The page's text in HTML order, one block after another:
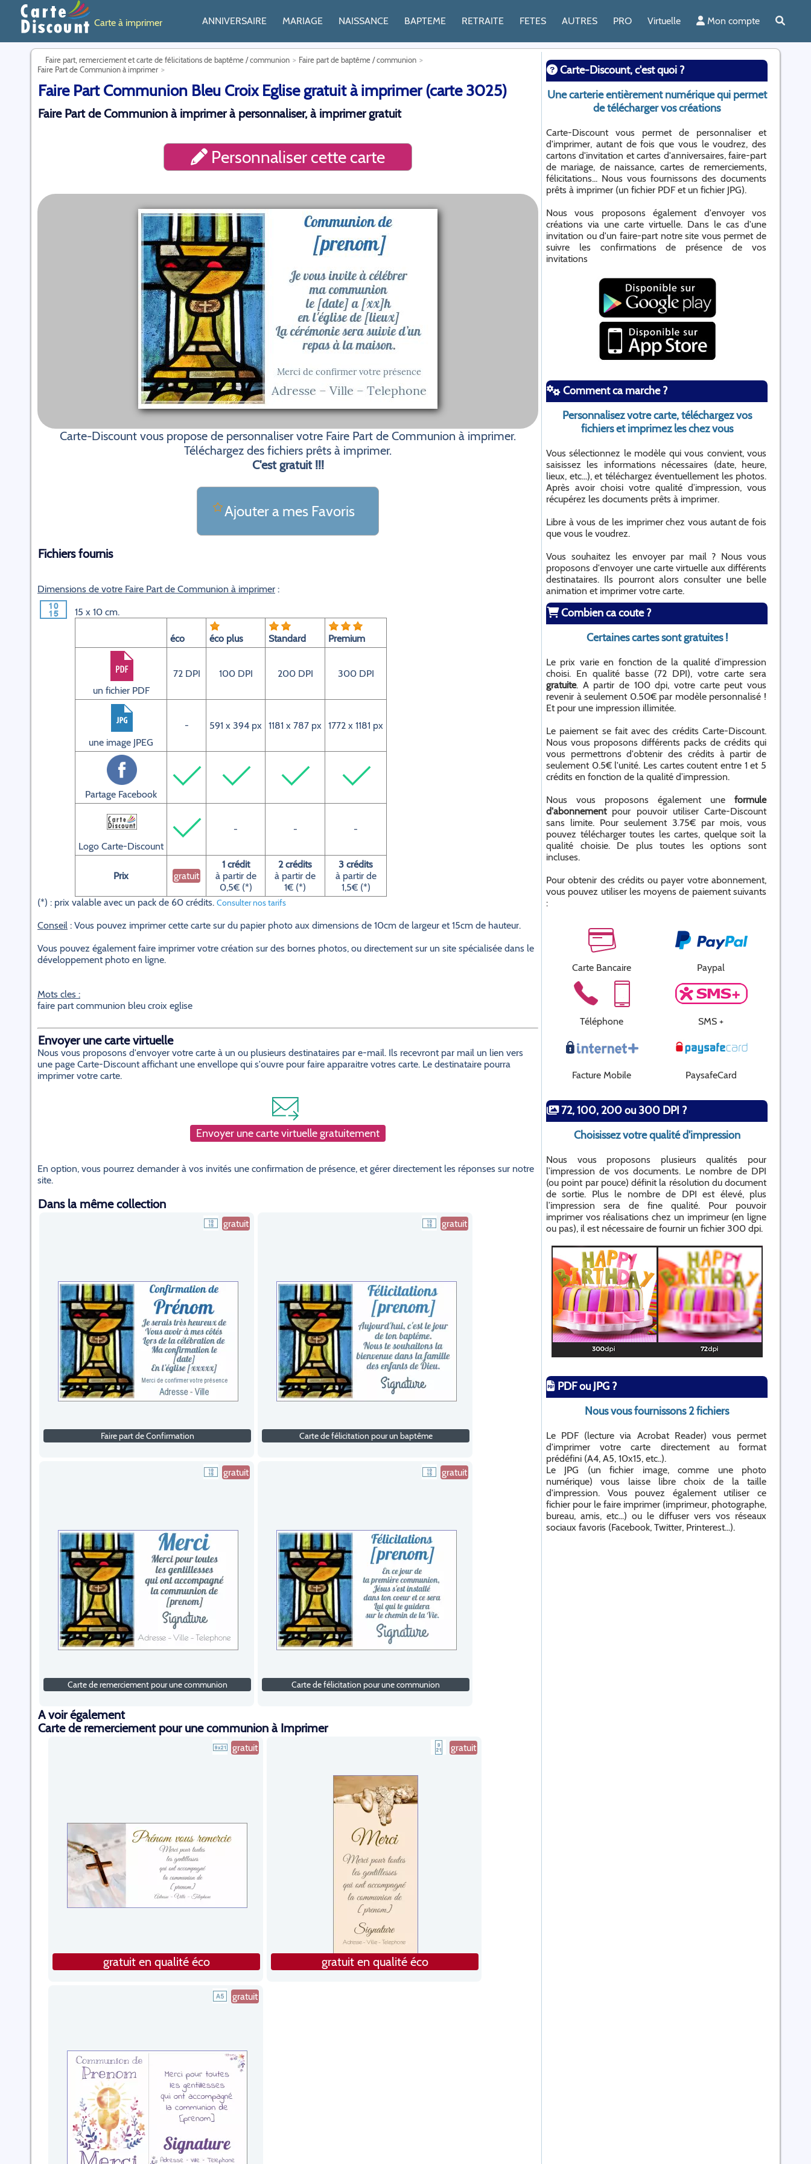
Carte à imprimer ANNIVERSAIRE MARIAGE NAISSANCE BAPTEME RETRAITE FETES AUTRES PRO Virtuelle Mon compte
Faire part, remerciement et carte de félicitations de baptême / communion
Faire part de baptême / communion
Faire Part de Communion à imprimer
Faire Part Communion Bleu Croix Eglise gratuit à imprimer (carte 3025)
Faire Part de Communion à imprimer à personnaliser, à imprimer gratuit
Personnaliser cette carte
Carte-Discount vous propose de personnaliser votre Faire Part de Communion à imprimer.
Téléchargez des fichiers prêts à imprimer.
C'est gratuit !!!
Ajouter a mes Favoris
Fichiers fournis
Dimensions de votre Faire Part de Communion à imprimer :
15 x 10 cm.
éco éco plus Standard Premium
un fichier PDF
72 DPI 100 DPI 200 DPI 300 DPI
une image JPEG
- 591 x 394 px 1181 x 787 px 1772 x 1181 px
Partage Facebook
Logo Carte-Discount
- - -
Prix gratuit
1 crédit
à partir de
0,5€ (*)
2 crédits
à partir de
1€ (*)
3 crédits
à partir de
1,5€ (*)
(*) : prix valable avec un pack de 60 crédits. Consulter nos tarifs
Conseil : Vous pouvez imprimer cette carte sur du papier photo aux dimensions de 10cm de largeur et 15cm de hauteur.
Vous pouvez également faire imprimer votre création sur des bornes photos, ou directement sur un site spécialisée dans le
développement photo en ligne.
Mots cles :
faire part communion bleu croix eglise
Envoyer une carte virtuelle
Nous vous proposons d'envoyer votre carte à un ou plusieurs destinataires par e-mail. Ils recevront par mail un lien vers
une page Carte-Discount affichant une envellope qui s'ouvre pour faire apparaitre votres carte. Le destinataire pourra
imprimer votre carte.
Envoyer une carte virtuelle gratuitement
En option, vous pourrez demander à vos invités une confirmation de présence, et gérer directement les réponses sur notre
site.
Dans la même collection
gratuit
Faire part de Confirmation
gratuit
Carte de félicitation pour un baptême
gratuit
Carte de remerciement pour une communion
gratuit
Carte de félicitation pour une communion
A voir également
Carte de remerciement pour une communion à Imprimer
gratuit
gratuit en qualité éco
gratuit
gratuit en qualité éco
gratuit
Carte-Discount, c'est quoi ?
Une carterie entièrement numérique qui permet
de télécharger vos créations
Carte-Discount vous permet de personnaliser et
d'imprimer, autant de fois que vous le voudrez, des
cartons d'invitation et cartes d'anniversaires, faire-part
de mariage, de naissance, cartes de remerciements,
félicitations... Nous vous fournissons des documents
prêts à imprimer (un fichier PDF et un fichier JPG).
Nous vous proposons également d'envoyer vos
créations via une carte virtuelle. Dans le cas d'une
invitation ou d'un faire-part notre site vous permet de
suivre les confirmations de présence de vos
invitations
Comment ca marche ?
Personnalisez votre carte, téléchargez vos
fichiers et imprimez les chez vous
Vous sélectionnez le modèle qui vous convient, vous
saisissez les informations nécessaires (date, heure,
lieux, etc...), et téléchargez éventuellement les photos.
Après avoir choisi votre qualité d’impression, vous
récupérez les documents prêts à imprimer.
Libre à vous de les imprimer chez vous autant de fois
que vous le voudrez.
Vous souhaitez les envoyer par mail ? Nous vous
proposons d'envoyer une carte virtuelle aux différents
destinataires. Ils pourront alors consulter une belle
animation et imprimer votre carte.
Combien ca coute ?
Certaines cartes sont gratuites !
Le prix varie en fonction de la qualité d’impression
choisi. En qualité basse (72 DPI), votre carte sera
gratuite. A partir de 100 dpi, votre carte peut vous
revenir à seulement 0.50€ par modèle personnalisé !
Et pour une impression illimitée.
Le paiement se fait avec des crédits Carte-Discount.
Nous vous proposons différents packs de crédits qui
vous permettrons d'obtenir des crédits à partir de
seulement 0.5€ l'unité. Les cartes coutent entre 1 et 5
crédits en fonction de la qualité d’impression.
Nous vous proposons également une formule
d'abonnementpour pouvoir utiliser Carte-Discount
sans limite. Pour seulement 3.75€ par mois, vous
pouvez télécharger toutes les cartes, quelque soit la
qualité choisie. De plus toutes les options sont
incluses.
Pour obtenir des crédits ou payer votre abonnement,
vous pouvez utiliser les moyens de paiement suivants
:
Carte Bancaire Paypal
Téléphone SMS +
Facture Mobile PaysafeCard
72, 100, 200 ou 300 DPI ?
Choisissez votre qualité d'impression
Nous vous proposons plusieurs qualités pour
l’impression de vos documents. Le nombre de DPI
(ou point par pouce) définit la résolution du document
de sortie. Plus le nombre de DPI est élevé, plus
l’impression sera de fine qualité. Pour pouvoir
imprimer vos réalisations chez un imprimeur (en ligne
ou pas), il est nécessaire de fournir un fichier 300 dpi.
PDF ou JPG ?
Nous vous fournissons 2 fichiers
Le PDF (lecture via Acrobat Reader) vous permet
d'imprimer votre carte directement au format
prédéfini (A4, A5, 10x15, etc..).
Le JPG (un fichier image, comme une photo
numérique) vous laisse libre choix de la taille
d'impression. Vous pouvez également utiliser ce
fichier pour le faire imprimer (imprimeur, photographe,
bureau, amis, etc...) ou le diffuser vers vos réseaux
sociaux favoris (Facebook, Twitter, Printerest...).